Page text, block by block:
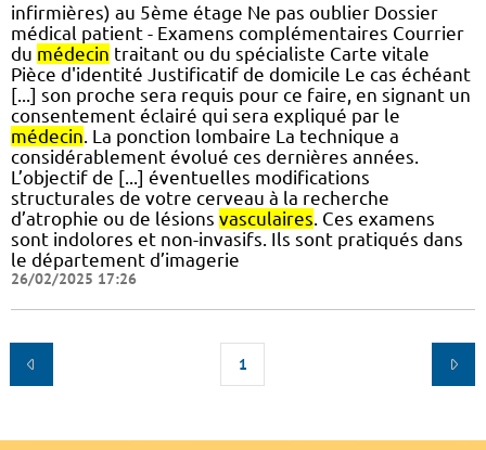
infirmières) au 5ème étage Ne pas oublier Dossier
médical patient - Examens complémentaires Courrier
du médecin traitant ou du spécialiste Carte vitale
Pièce d'identité Justificatif de domicile Le cas échéant
[...] son proche sera requis pour ce faire, en signant un
consentement éclairé qui sera expliqué par le
médecin . La ponction lombaire La technique a
considérablement évolué ces dernières années.
L’objectif de [...] éventuelles modifications
structurales de votre cerveau à la recherche
d’atrophie ou de lésions vasculaires . Ces examens
sont indolores et non-invasifs. Ils sont pratiqués dans
le département d’imagerie
26/02/2025 17:26
1